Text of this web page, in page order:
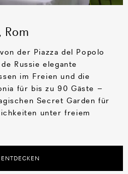
Rom
der Piazza del Popolo
Russie elegante
im Freien und die
für bis zu 90 Gäste –
Secret Garden für
unter freiem
ENTDECKEN